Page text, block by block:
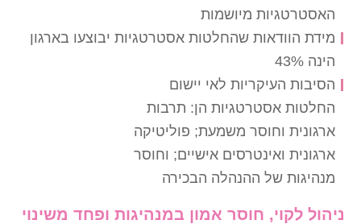
האסטרטגיות מיושמות
מידת הוודאות שהחלטות אסטרטגיות יבוצעו בארגון
הינה 43%
הסיבות העיקריות לאי יישום
החלטות אסטרטגיות הן: תרבות
ארגונית וחוסר משמעת; פוליטיקה
ארגונית ואינטרסים אישיים; וחוסר
מנהיגות של ההנהלה הבכירה
ניהול לקוי, חוסר אמון במנהיגות ופחד משינוי